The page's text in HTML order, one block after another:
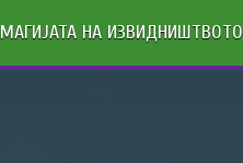
МАГИЈАТА НА ИЗВИДНИШТВОТО